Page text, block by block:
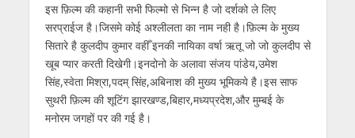
इस फ़िल्म की कहानी सभी फिल्मो से भिन्न है जो दर्शको ले लिए
सरप्राईज है।जिसमे कोई अश्लीलता का नाम नही है।फ़िल्म के मुख्य
सितारे है कुलदीप कुमार वहीँ इनकी नायिका वर्षा ऋतू जो जो कुलदीप से
खूब प्यार करती दिखेगी।इनदोनो के अलावा संजय पांडेय,उमेश
सिंह,स्वेता मिश्रा,पदम् सिंह,अबिनाश की मुख्य भूमिकये है।इस साफ
सुथरी फ़िल्म की शूटिंग झारखण्ड,बिहार,मध्यप्रदेश,और मुम्बई के
मनोरम जगहों पर की गई है।